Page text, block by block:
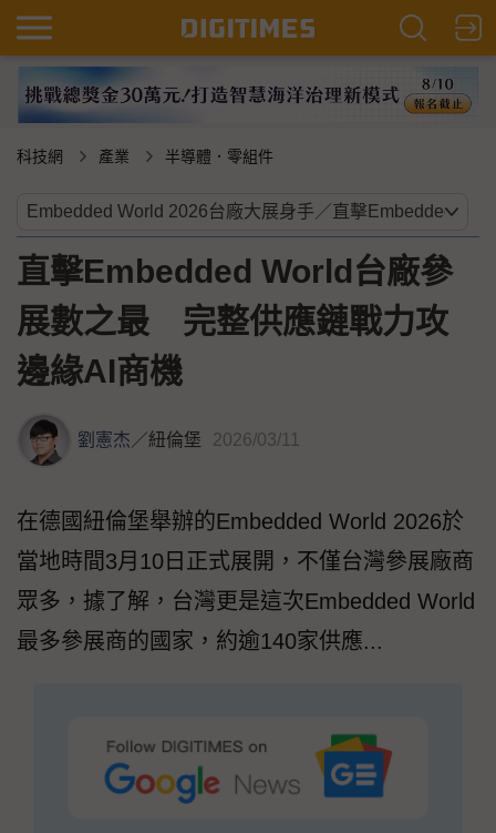
科技網 產業 半導體．零組件
直擊Embedded World台廠參
展數之最 完整供應鏈戰力攻
邊緣AI商機
劉憲杰／紐倫堡 2026/03/11
在德國紐倫堡舉辦的Embedded World 2026於
當地時間3月10日正式展開，不僅台灣參展廠商
眾多，據了解，台灣更是這次Embedded World
最多參展商的國家，約逾140家供應...